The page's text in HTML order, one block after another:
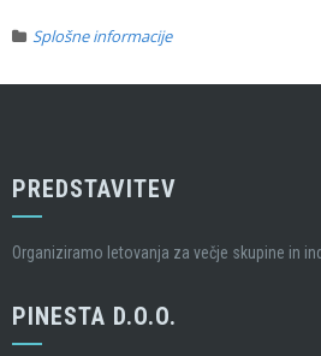
Splošne informacije
PREDSTAVITEV
Organiziramo letovanja za večje skupine in
PINESTA D.O.O.